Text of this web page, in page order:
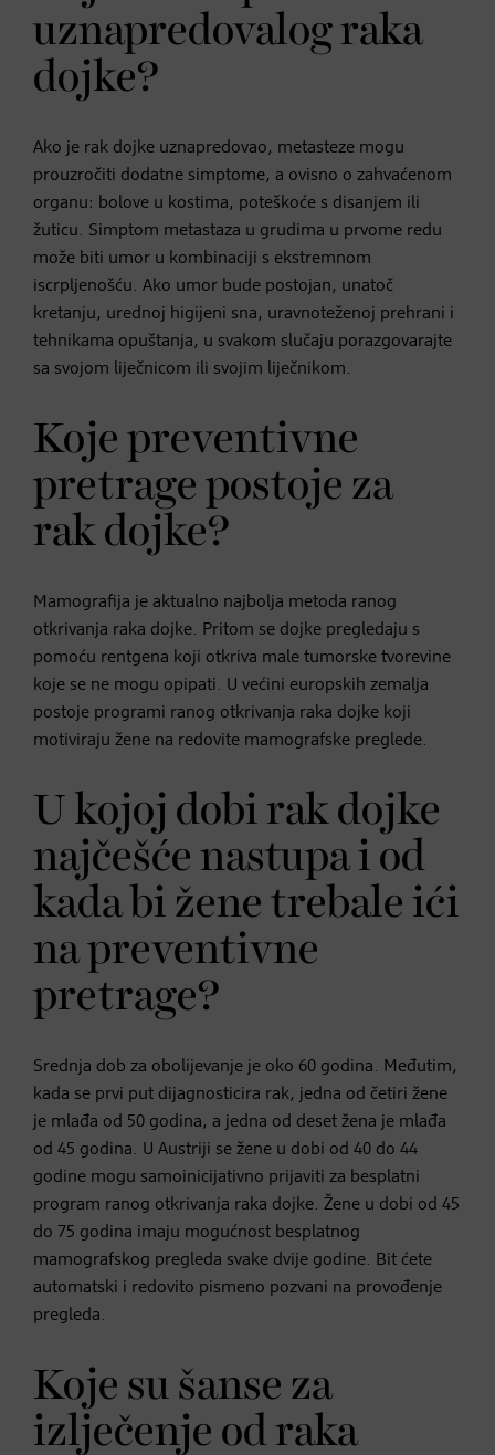
uznapredovalog raka
dojke?
Ako je rak dojke uznapredovao, metasteze mogu
prouzročiti dodatne simptome, a ovisno o zahvaćenom
organu: bolove u kostima, poteškoće s disanjem ili
žuticu. Simptom metastaza u grudima u prvome redu
može biti umor u kombinaciji s ekstremnom
iscrpljenošću. Ako umor bude postojan, unatoč
kretanju, urednoj higijeni sna, uravnoteženoj prehrani i
tehnikama opuštanja, u svakom slučaju porazgovarajte
sa svojom liječnicom ili svojim liječnikom.
Koje preventivne
pretrage postoje za
rak dojke?
Mamografija je aktualno najbolja metoda ranog
otkrivanja raka dojke. Pritom se dojke pregledaju s
pomoću rentgena koji otkriva male tumorske tvorevine
koje se ne mogu opipati. U većini europskih zemalja
postoje programi ranog otkrivanja raka dojke koji
motiviraju žene na redovite mamografske preglede.
U kojoj dobi rak dojke
najčešće nastupa i od
kada bi žene trebale ići
na preventivne
pretrage?
Srednja dob za obolijevanje je oko 60 godina. Međutim,
kada se prvi put dijagnosticira rak, jedna od četiri žene
je mlađa od 50 godina, a jedna od deset žena je mlađa
od 45 godina. U Austriji se žene u dobi od 40 do 44
godine mogu samoinicijativno prijaviti za besplatni
program ranog otkrivanja raka dojke. Žene u dobi od 45
do 75 godina imaju mogućnost besplatnog
mamografskog pregleda svake dvije godine. Bit ćete
automatski i redovito pismeno pozvani na provođenje
pregleda.
Koje su šanse za
izlječenje od raka